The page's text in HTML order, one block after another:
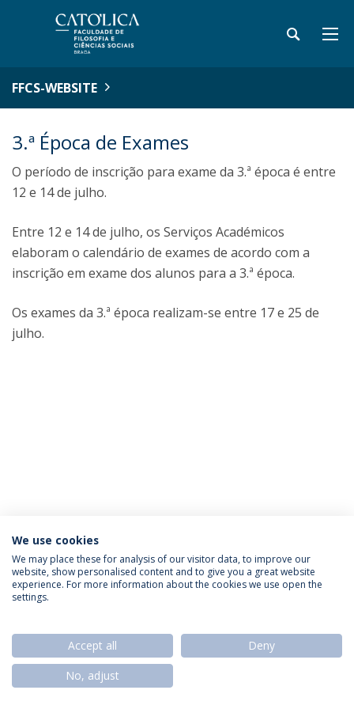
FFCS-WEBSITE
3.ª Época de Exames
O período de inscrição para exame da 3.ª época é entre
12 e 14 de julho.
Entre 12 e 14 de julho, os Serviços Académicos
elaboram o calendário de exames de acordo com a
inscrição em exame dos alunos para a 3.ª época.
Os exames da 3.ª época realizam-se entre 17 e 25 de
julho.
Política de Privacidade
Termos & Condições
Direitos do Titular dos Dados
© 2026 Universidade Católica Portuguesa
We use cookies
We may place these for analysis of our visitor data, to improve our
website, show personalised content and to give you a great website
experience. For more information about the cookies we use open the
settings.
Accept all
Deny
No, adjust